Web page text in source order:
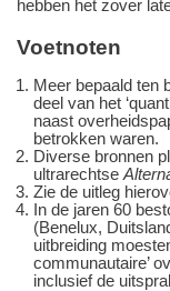
hebben het zover
Voetnoten
Meer bepaald ten
deel van het
naast
betrokken waren.
Diverse bronnen
ultrarechtse
Zie de uitleg
In de jaren 60
(Benelux,
uitbreiding
communautaire’
inclusief de